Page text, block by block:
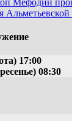
Альметьевской
17:00
08:30